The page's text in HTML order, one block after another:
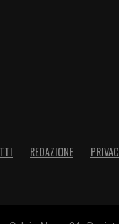
REDAZIONE